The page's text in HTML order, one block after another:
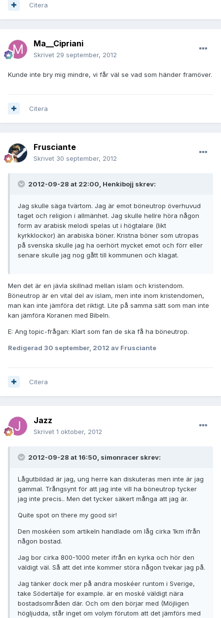
Citera
Ma__Cipriani
Skrivet 29 september, 2012
Kunde inte bry mig mindre, vi får väl se vad som händer framöver.
Citera
Frusciante
Skrivet 30 september, 2012
2012-09-28 at 22:00, Henkibojj skrev:
Jag skulle säga tvärtom. Jag är emot böneutrop överhuvud
taget och religion i allmänhet. Jag skulle hellre höra någon
form av arabisk melodi spelas ut i högtalare (likt
kyrkklockor) än arabiska böner. Kristna böner som utropas
på svenska skulle jag ha oerhört mycket emot och förr eller
senare skulle jag nog gått till kommunen och klagat.
Men det är en jävla skillnad mellan islam och kristendom.
Böneutrop är en vital del av islam, men inte inom kristendomen,
man kan inte jämföra det riktigt. Lite på samma sätt som man inte
kan jämföra Koranen med Bibeln.
E: Ang topic-frågan: Klart som fan de ska få ha böneutrop.
Redigerad 30 september, 2012 av Frusciante
Citera
Jazz
Skrivet 1 oktober, 2012
2012-09-28 at 16:50, simonracer skrev:
Lågutbildad är jag, ung herre kan diskuteras men inte är jag
gammal. Trångsynt för att jag inte vill ha böneutrop tycker
jag inte precis.. Men det tycker säkert många att jag är.
Quite spot on there my good sir!
Den moskéen som artikeln handlade om låg cirka 1km ifrån
någon bostad.
Jag bor cirka 800-1000 meter ifrån en kyrka och hör den
väldigt väl. Så att det inte kommer störa någon tvekar jag på.
Jag tänker dock mer på andra moskéer runtom i Sverige,
take Södertälje for example. är en moské väldigt nära
bostadsområden där. Och om den börjar med (Möjligen
högljudda, står inget om volym förutom att det jämförs med